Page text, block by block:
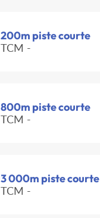
200m piste courte
TCM -
800m piste courte
TCM -
3 000m piste courte
TCM -